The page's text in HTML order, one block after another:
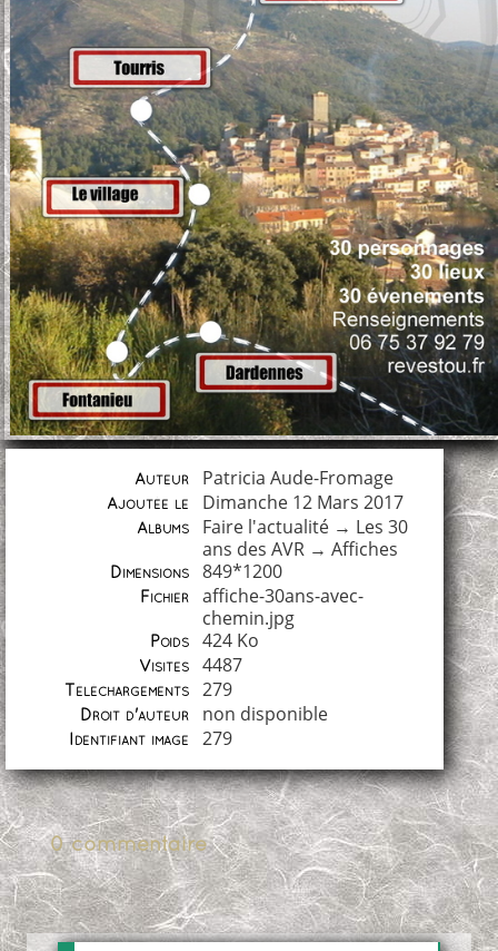
Auteur Patricia Aude-Fromage
Ajoutée le Dimanche 12 Mars 2017
Albums Faire l'actualité→ Les 30
ans des AVR→ Affiches
Dimensions 849*1200
Fichier
affiche-30ans-avec-
chemin.jpg
Poids 424 Ko
Visites 4487
Téléchargements 279
Droit d'auteur non disponible
Identifiant image 279
0 commentaire